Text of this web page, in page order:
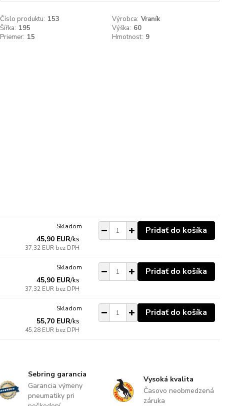
Číslo produktu: 153 Výrobca: Vraník
Šířka: 195 Výška: 60
Priemer: 15 Hmotnost: 9
45,90 EUR/ks
37,32 EUR bez DPH
Skladom Pridať do košíka
45,90 EUR/ks
37,32 EUR bez DPH
Skladom Pridať do košíka
55,70 EUR/ks
45,28 EUR bez DPH
Skladom Pridať do košíka
Sebring garancia
Garancia výmeny
pneumatiky pri
Vysoká kvalita
Časovo neobmedzená
záruka